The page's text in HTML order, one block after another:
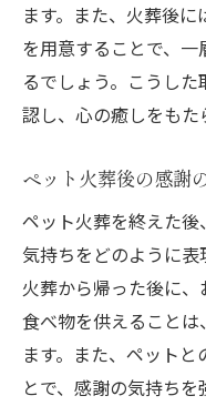
ます。また、火葬後
を用意することで、
るでしょう。こうし
認し、心の癒しをもた
ペット火葬後の感謝
ペット火葬を終えた
気持ちをどのように表
火葬から帰った後に
食べ物を供えること
ます。また、ペット
とで、感謝の気持ち